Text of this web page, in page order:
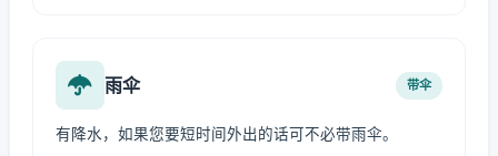
雨伞 带伞
有降水，如果您要短时间外出的话可不必带雨伞。